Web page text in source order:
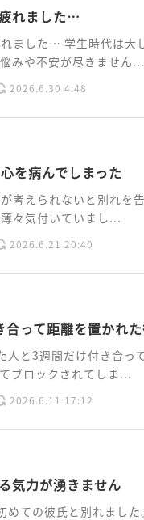
れました…
ました… 学生時代は大
みや不安が尽きません...
2026.6.30 4:48
を病んでしまった
考えられないと別れを
々気付いていまし...
2026.6.21 20:40
合って距離を置かれ
人と3週間だけ付き合っ
ブロックされてしま...
2026.6.11 17:12
気力が湧きません
めての彼氏と別れまし